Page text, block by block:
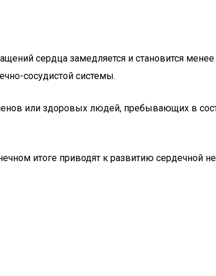
сердца замедляется и становится
сосудистой системы.
или здоровых людей, пребывающих в
итоге приводят к развитию сердечной